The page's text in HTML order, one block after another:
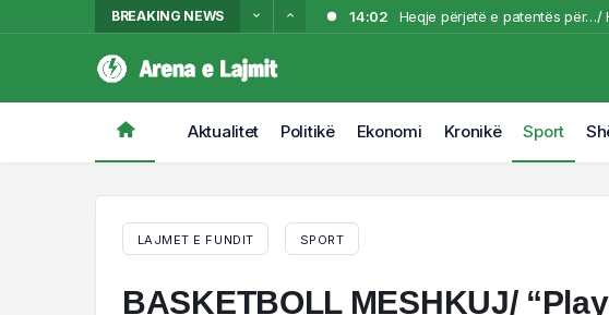
BREAKING NEWS 14:02
Heqje përjetë e patentës për…/
Aktualitet Politikë Ekonomi Kronikë Sport
LAJMET E FUNDIT SPORT
BASKETBOLL MESHKUJ/